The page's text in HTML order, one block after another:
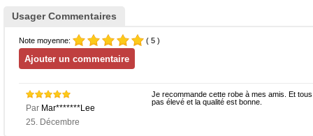
Usager Commentaires
Note moyenne: ( 5 )
Par Mar*******Lee
25. Décembre
Je recommande cette robe à mes amis. Et
pas élevé et la qualité est bonne.